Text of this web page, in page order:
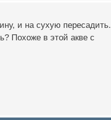
и на сухую пересадить.
Похоже в этой акве с